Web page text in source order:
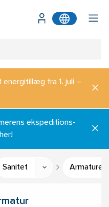
fra 1. juli –
ekspeditions-
Sanitet Armaturer